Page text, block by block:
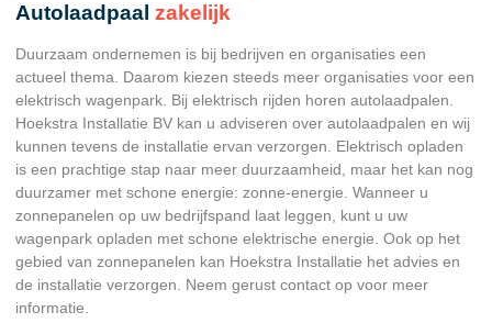
Autolaadpaalzakelijk
Duurzaam ondernemen is bij bedrijven en organisaties een
actueel thema. Daarom kiezen steeds meer organisaties voor een
elektrisch wagenpark. Bij elektrisch rijden horen autolaadpalen.
Hoekstra Installatie BV kan u adviseren over autolaadpalen en wij
kunnen tevens de installatie ervan verzorgen. Elektrisch opladen
is een prachtige stap naar meer duurzaamheid, maar het kan nog
duurzamer met schone energie: zonne-energie. Wanneer u
zonnepanelen op uw bedrijfspand laat leggen, kunt u uw
wagenpark opladen met schone elektrische energie. Ook op het
gebied van zonnepanelen kan Hoekstra Installatie het advies en
de installatie verzorgen. Neem gerust contact op voor meer
informatie.